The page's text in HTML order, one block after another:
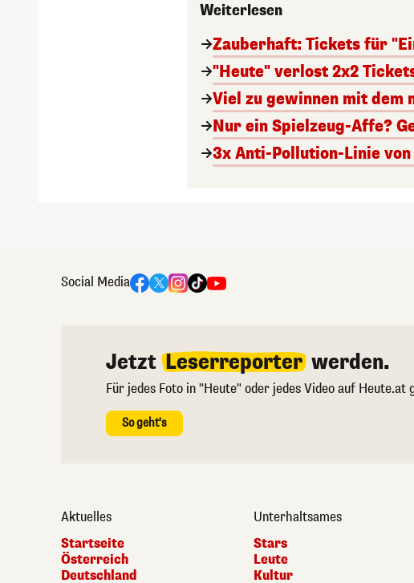
Weiterlesen
Zauberhaft: Tickets für
"Heute" verlost 2x2
Viel zu gewinnen mit dem
Nur ein Spielzeug-Affe?
3x Anti-Pollution-Linie von
Social Media
Jetzt Leserreporter werden.
Für jedes Foto in "Heute" oder jedes Video auf Heute.at
So geht's
Aktuelles
Startseite
Österreich
Deutschland
Unterhaltsames
Stars
Leute
Kultur